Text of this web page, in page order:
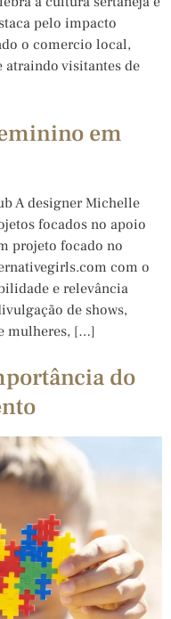
pelo impacto
o comercio local,
atraindo visitantes de
em
A designer Michelle
focados no apoio
projeto focado no
com o
e relevância
de shows,
mulheres, […]
do